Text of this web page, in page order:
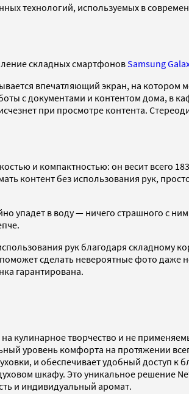
технологий, используемых в
складных смартфоновSamsung
впечатляющий экран, на котором
с документами и контентом дома, в
при просмотре контента.
и компактностью: он весит всего
контент без использования рук,
упадет в воду — ничего страшного с
рук благодаря складному
сделать невероятные фото даже
гарантирована.
кулинарное творчество и не
уровень комфорта на протяжении
и обеспечивает удобный доступ
шкафу. Это уникальное решение
и индивидуальный аромат.